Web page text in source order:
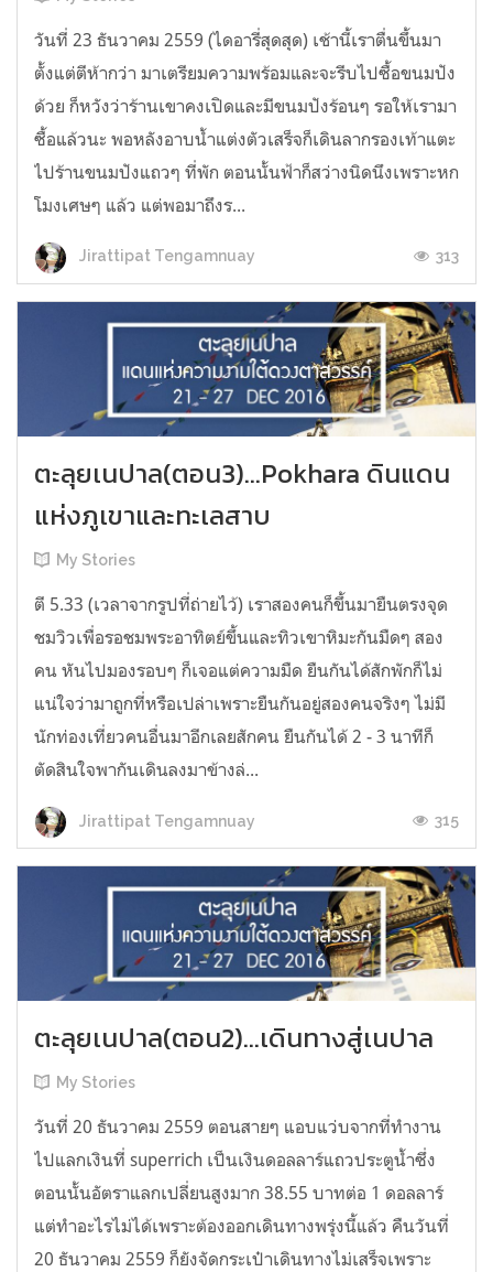
วันที่ 23 ธันวาคม 2559 (ไดอารี่สุดสุด) เช้านี้เราตื่นขึ้นมา
ตั้งแต่ตีห้ากว่า มาเตรียมความพร้อมและจะรีบไปซื้อขนมปัง
ด้วย ก็หวังว่าร้านเขาคงเปิดและมีขนมปังร้อนๆ รอให้เรามา
ซื้อแล้วนะ พอหลังอาบน้ำแต่งตัวเสร็จก็เดินลากรองเท้าแตะ
ไปร้านขนมปังแถวๆ ที่พัก ตอนนั้นฟ้าก็สว่างนิดนึงเพราะหก
โมงเศษๆ แล้ว แต่พอมาถึงร...
Jirattipat Tengamnuay 313
ตะลุยเนปาล(ตอน3)...Pokhara ดินแดน
แห่งภูเขาและทะเลสาบ
My Stories
ตี 5.33 (เวลาจากรูปที่ถ่ายไว้) เราสองคนก็ขึ้นมายืนตรงจุด
ชมวิวเพื่อรอชมพระอาทิตย์ขึ้นและทิวเขาหิมะกันมืดๆ สอง
คน หันไปมองรอบๆ ก็เจอแต่ความมืด ยืนกันได้สักพักก็ไม่
แน่ใจว่ามาถูกที่หรือเปล่าเพราะยืนกันอยู่สองคนจริงๆ ไม่มี
นักท่องเที่ยวคนอื่นมาอีกเลยสักคน ยืนกันได้ 2 - 3 นาทีก็
ตัดสินใจพากันเดินลงมาข้างล่...
Jirattipat Tengamnuay 315
ตะลุยเนปาล(ตอน2)...เดินทางสู่เนปาล
My Stories
วันที่ 20 ธันวาคม 2559 ตอนสายๆ แอบแว่บจากที่ทำงาน
ไปแลกเงินที่ superrich เป็นเงินดอลลาร์แถวประตูน้ำซึ่ง
ตอนนั้นอัตราแลกเปลี่ยนสูงมาก 38.55 บาทต่อ 1 ดอลลาร์
แต่ทำอะไรไม่ได้เพราะต้องออกเดินทางพรุ่งนี้แล้ว คืนวันที่
20 ธันวาคม 2559 ก็ยังจัดกระเป๋าเดินทางไม่เสร็จเพราะ